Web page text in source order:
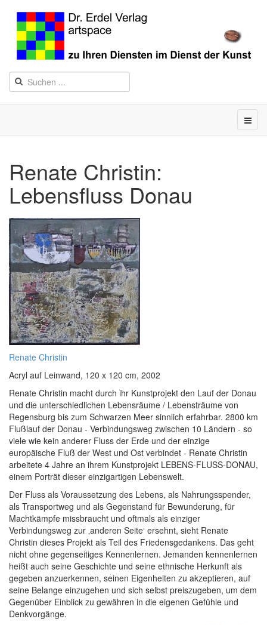
Renate Christin:
Lebensfluss Donau
Renate Christin
Acryl auf Leinwand, 120 x 120 cm, 2002
Renate Christin macht durch ihr Kunstprojekt den Lauf der Donau
und die unterschiedlichen Lebensräume / Lebensträume von
Regensburg bis zum Schwarzen Meer sinnlich erfahrbar. 2800 km
Flußlauf der Donau - Verbindungsweg zwischen 10 Ländern - so
viele wie kein anderer Fluss der Erde und der einzige
europäische Fluß der West und Ost verbindet - Renate Christin
arbeitete 4 Jahre an ihrem Kunstprojekt LEBENS-FLUSS-DONAU,
einem Porträt dieser einzigartigen Lebenswelt.
Der Fluss als Voraussetzung des Lebens, als Nahrungsspender,
als Transportweg und als Gegenstand für Bewunderung, für
Machtkämpfe missbraucht und oftmals als einziger
Verbindungsweg zur ‚anderen Seite‘ ersehnt, sieht Renate
Christin dieses Projekt als Teil des Friedensgedankens. Das geht
nicht ohne gegenseitiges Kennenlernen. Jemanden kennenlernen
heißt auch seine Geschichte und seine ethnische Herkunft als
gegeben anzuerkennen, seinen Eigenheiten zu akzeptieren, auf
seine Belange einzugehen und sich selbst preiszugeben, um dem
Gegenüber Einblick zu gewähren in die eigenen Gefühle und
Denkvorgänge.